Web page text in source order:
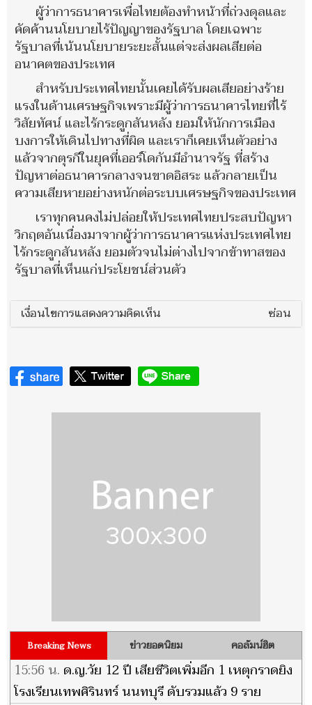
ผู้ว่าการธนาคารเพื่อไทยต้องทำหน้าที่ถ่วงดุลและ
คัดค้านนโยบายไร้ปัญญาของรัฐบาล โดยเฉพาะ
รัฐบาลที่เน้นนโยบายระยะสั้นแต่จะส่งผลเสียต่อ
อนาคตของประเทศ
สำหรับประเทศไทยนั้นเคยได้รับผลเสียอย่างร้าย
แรงในด้านเศรษฐกิจเพราะมีผู้ว่าการธนาคารไทยที่ไร้
วิสัยทัศน์ และไร้กระดูกสันหลัง ยอมให้นักการเมือง
บงการให้เดินไปทางที่ผิด และเราก็เคยเห็นตัวอย่าง
แล้วจากตุรกีในยุคที่เออร์โดกันมีอำนาจรัฐ ที่สร้าง
ปัญหาต่อธนาคารกลางจนขาดอิสระ แล้วกลายเป็น
ความเสียหายอย่างหนักต่อระบบเศรษฐกิจของประเทศ
เราทุกคนคงไม่ปล่อยให้ประเทศไทยประสบปัญหา
วิกฤตอันเนื่องมาจากผู้ว่าการธนาคารแห่งประเทศไทย
ไร้กระดูกสันหลัง ยอมตัวจนไม่ต่างไปจากข้าทาสของ
รัฐบาลที่เห็นแก่ประโยชน์ส่วนตัว
เงื่อนไขการแสดงความคิดเห็น ซ่อน
Breaking News ข่าวยอดนิยม คอลัมน์ฮิต
15:56 น. ด.ญ.วัย 12 ปี เสียชีวิตเพิ่มอีก 1 เหตุกราดยิง
โรงเรียนเทพศิรินทร์ นนทบุรี ดับรวมแล้ว 9 ราย